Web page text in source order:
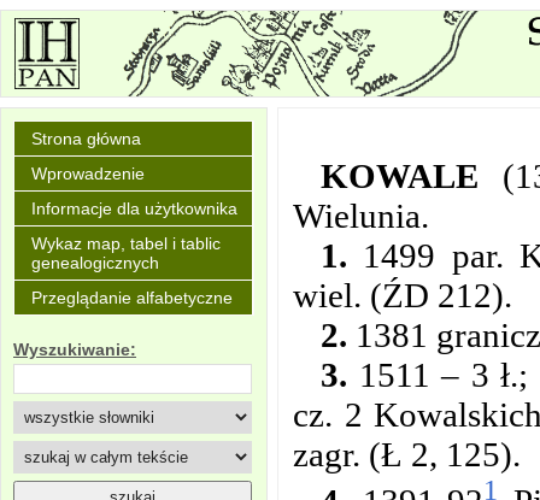
Strona główna
Wprowadzenie
Informacje dla użytkownika
Wykaz map, tabel i tablic
genealogicznych
Przeglądanie alfabetyczne
Wyszukiwanie:
KOWALE
Wielunia.
1. 1499 par.
wiel. (ŹD 212).
2. 1381
3. 1511 – 3
cz. 2
zagr. (Ł 2, 125).
1